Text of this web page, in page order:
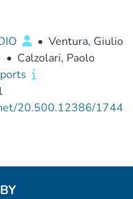
• Ventura, Giulio
• Calzolari, Paolo
20.500.12386/1744